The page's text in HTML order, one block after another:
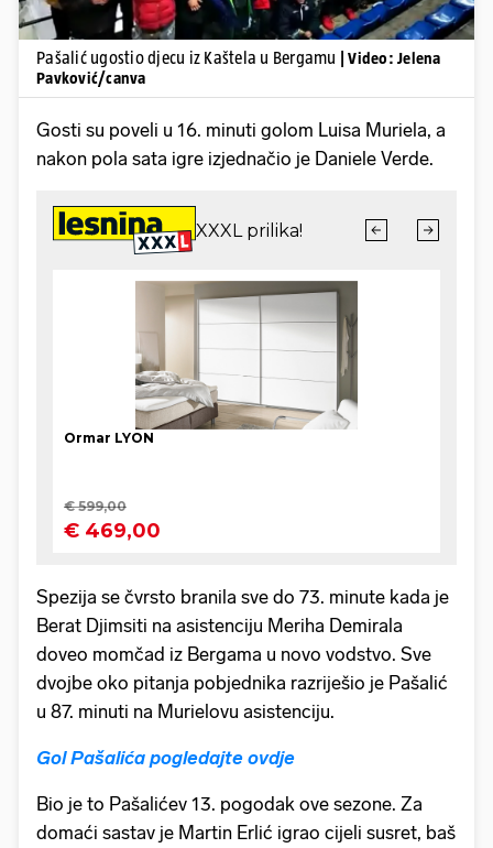
Pašalić ugostio djecu iz Kaštela u Bergamu
| Video: Jelena
Pavković/canva
Gosti su poveli u 16. minuti golom Luisa Muriela, a
nakon pola sata igre izjednačio je Daniele Verde.
Spezija se čvrsto branila sve do 73. minute kada je
Berat Djimsiti na asistenciju Meriha Demirala
doveo momčad iz Bergama u novo vodstvo. Sve
dvojbe oko pitanja pobjednika razriješio je Pašalić
u 87. minuti na Murielovu asistenciju.
Gol Pašalića pogledajte ovdje
Bio je to Pašalićev 13. pogodak ove sezone. Za
domaći sastav je Martin Erlić igrao cijeli susret, baš